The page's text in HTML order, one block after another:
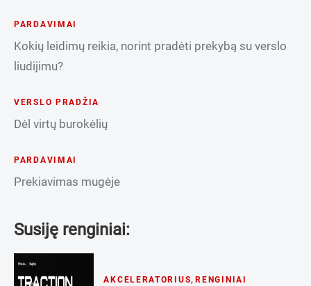
PARDAVIMAI
Kokių leidimų reikia, norint pradėti prekybą su verslo
liudijimu?
VERSLO PRADŽIA
Dėl virtų burokėlių
PARDAVIMAI
Prekiavimas mugėje
Susiję renginiai:
AKCELERATORIUS, RENGINIAI